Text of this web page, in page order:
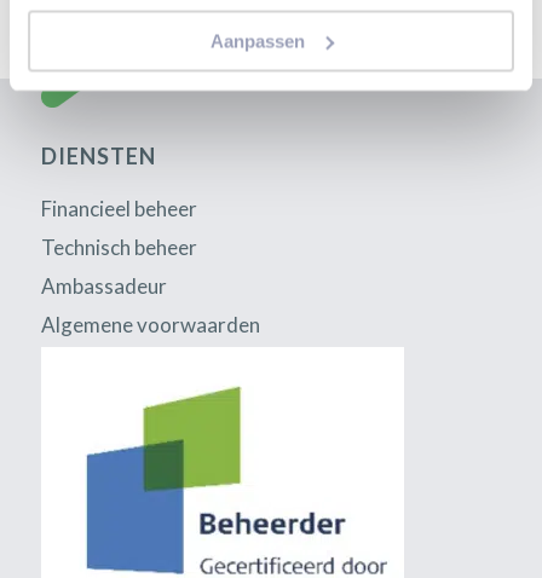
Aanpassen
DIENSTEN
Financieel beheer
Technisch beheer
Ambassadeur
Algemene voorwaarden